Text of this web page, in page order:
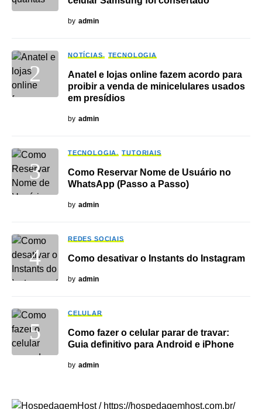
by admin
NOTÍCIAS TECNOLOGIA
Anatel e lojas online fazem acordo para
proibir a venda de minicelulares usados
em presídios
by admin
TECNOLOGIA TUTORIAIS
Como Reservar Nome de Usuário no
WhatsApp (Passo a Passo)
by admin
REDES SOCIAIS
Como desativar o Instants do Instagram
by admin
CELULAR
Como fazer o celular parar de travar:
Guia definitivo para Android e iPhone
by admin